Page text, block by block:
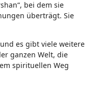
bei dem sie
überträgt. Sie
es gibt viele weitere
ganzen Welt, die
spirituellen Weg